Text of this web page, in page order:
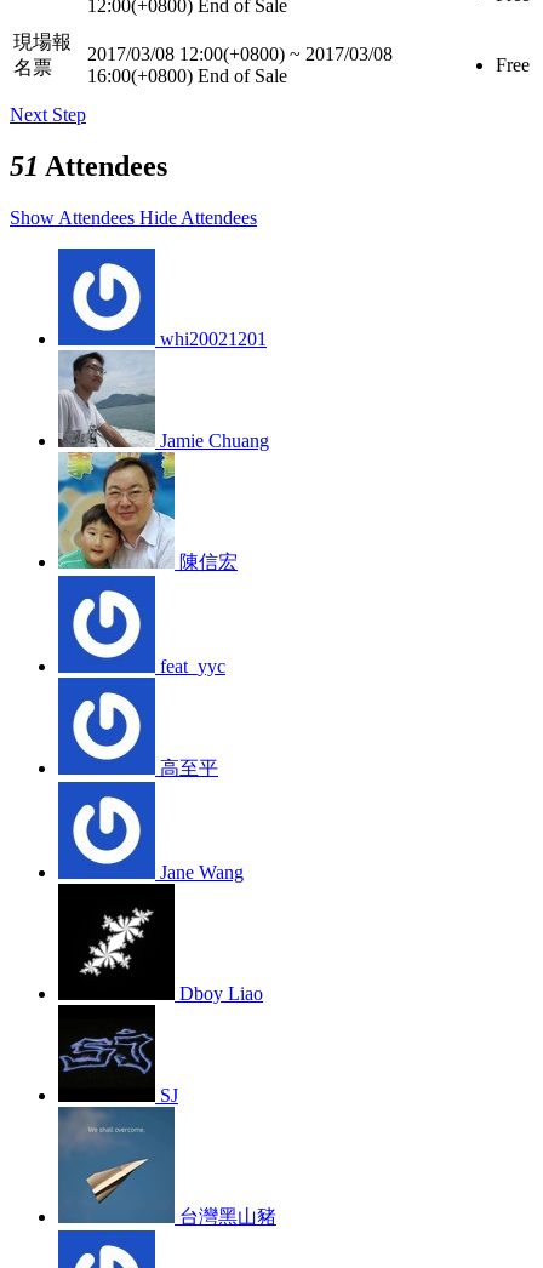
12:00(+0800) End of Sale
現場報
名票
2017/03/08 12:00(+0800) ~ 2017/03/08
16:00(+0800) End of Sale
Free
Next Step
51 Attendees
Show Attendees Hide Attendees
whi20021201
Jamie Chuang
陳信宏
feat_yyc
高至平
Jane Wang
Dboy Liao
SJ
台灣黑山豬